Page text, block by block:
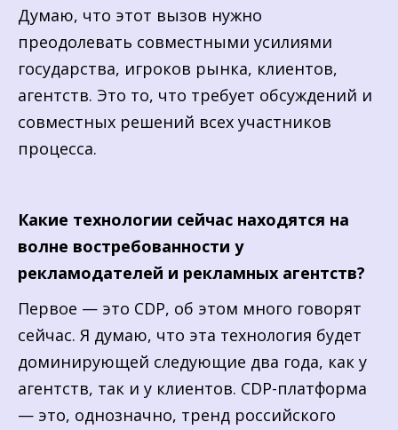
Думаю, что этот вызов нужно
преодолевать совместными усилиями
государства, игроков рынка, клиентов,
агентств. Это то, что требует обсуждений и
совместных решений всех участников
процесса.
Какие технологии сейчас находятся на
волне востребованности у
рекламодателей и рекламных агентств?
Первое — это CDP, об этом много говорят
сейчас. Я думаю, что эта технология будет
доминирующей следующие два года, как у
агентств, так и у клиентов. CDP-платформа
— это, однозначно, тренд российского